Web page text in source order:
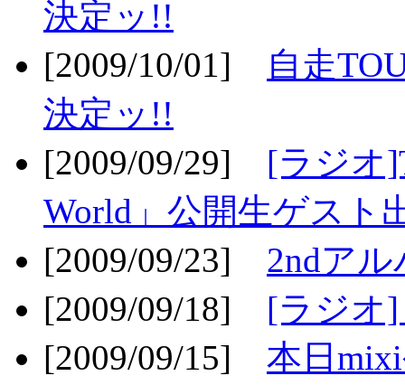
決定ッ!!
[2009/10/01]
自走
決定ッ!!
[2009/09/29] [ラジオ
World」公開生ゲスト
[2009/09/23] 2ndア
[2009/09/18] [ラジオ
[2009/09/15] 本日